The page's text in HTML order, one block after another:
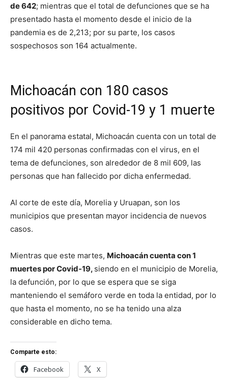
de 642; mientras que el total de defunciones que se ha
presentado hasta el momento desde el inicio de la
pandemia es de 2,213; por su parte, los casos
sospechosos son 164 actualmente.
Michoacán con 180 casos
positivos por Covid-19 y 1 muerte
En el panorama estatal, Michoacán cuenta con un total de
174 mil 420 personas confirmadas con el virus, en el
tema de defunciones, son alrededor de 8 mil 609, las
personas que han fallecido por dicha enfermedad.
Al corte de este día, Morelia y Uruapan, son los
municipios que presentan mayor incidencia de nuevos
casos.
Mientras que este martes, Michoacán cuenta con 1
muertes por Covid-19, siendo en el municipio de Morelia,
la defunción, por lo que se espera que se siga
manteniendo el semáforo verde en toda la entidad, por lo
que hasta el momento, no se ha tenido una alza
considerable en dicho tema.
Comparte esto:
Facebook X